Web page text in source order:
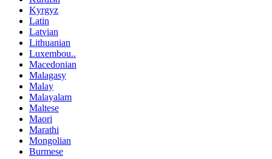
Kyrgyz
Latin
Latvian
Lithuanian
Luxembou..
Macedonian
Malagasy
Malay
Malayalam
Maltese
Maori
Marathi
Mongolian
Burmese